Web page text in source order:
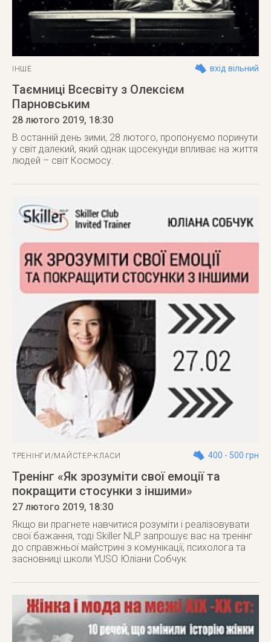
ІНШЕ вхід вільний
Таємниці Всесвіту з Олексієм
Парновським
28 лютого 2019, 18:30
В останній день зими, 28 лютого, пропонуємо поринути
у світ далекий, який однак щосекунди впливає на життя
людей – світ Космосу.
ТРЕНІНГИ/МАЙСТЕР-КЛАСИ 400 - 500 грн
Тренінг «Як зрозуміти свої емоції та
покращити стосунки з іншими»
27 лютого 2019, 18:30
Якщо ви прагнете навчитися розуміти і реалізовувати
свої бажання, тоді Skiller NLP запрошує вас на тренінг
до справжньої майстрині з комунікації, психолога та
засновниці школи YUSO Юліани Собчук